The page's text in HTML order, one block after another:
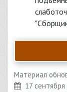
Материал
17